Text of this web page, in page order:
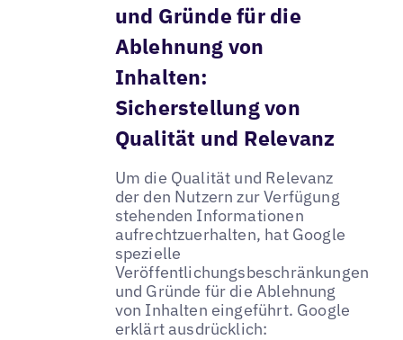
und Gründe für die
Ablehnung von
Inhalten:
Sicherstellung von
Qualität und Relevanz
Um die Qualität und Relevanz
der den Nutzern zur Verfügung
stehenden Informationen
aufrechtzuerhalten, hat Google
spezielle
Veröffentlichungsbeschränkungen
und Gründe für die Ablehnung
von Inhalten eingeführt. Google
erklärt ausdrücklich: